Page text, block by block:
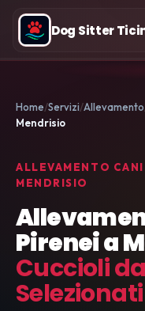
Dog Sitter
Home Servizi Allevamento
Mendrisio
ALLEVAMENTO CANI
MENDRISIO
Pirenei a
Cuccioli
Selezionati